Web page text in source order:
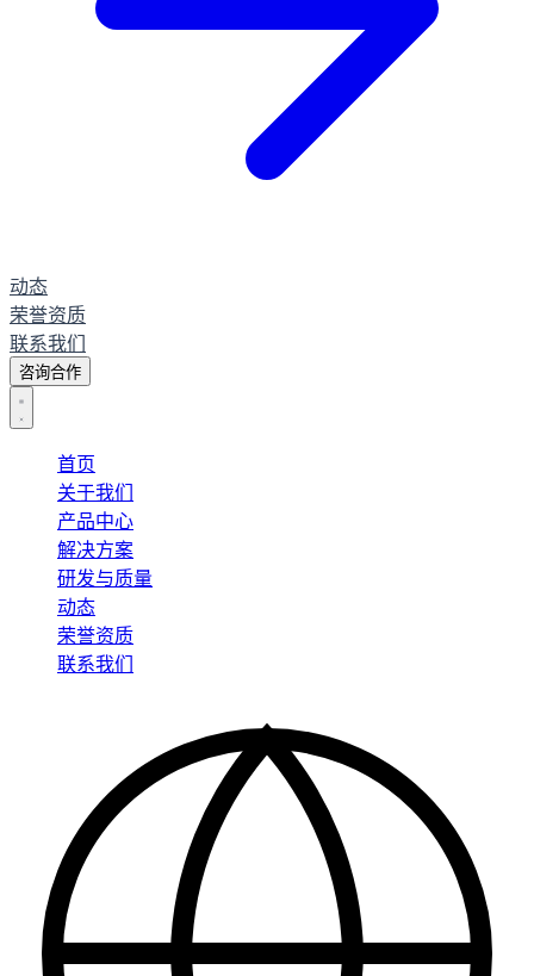
动态
荣誉资质
联系我们
咨询合作
首页
关于我们
产品中心
解决方案
研发与质量
动态
荣誉资质
联系我们